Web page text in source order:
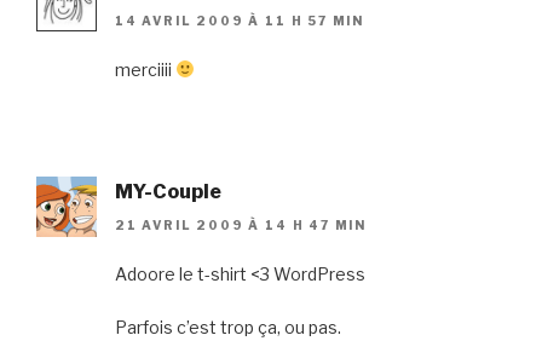
14 AVRIL 2009 À 11 H 57 MIN
merciiii
MY-Couple
21 AVRIL 2009 À 14 H 47 MIN
Adoore le t-shirt <3 WordPress
Parfois c’est trop ça, ou pas.